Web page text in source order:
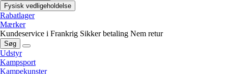
Fysisk vedligeholdelse
Rabatlager
Mærker
Kundeservice i Frankrig Sikker betaling Nem retur
Søg
Udstyr
Kampsport
Kampekunster